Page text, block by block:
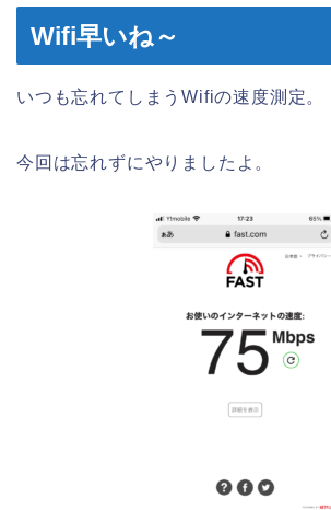
Wifi早いね～
いつも忘れてしまうWifiの速度測定。
今回は忘れずにやりましたよ。